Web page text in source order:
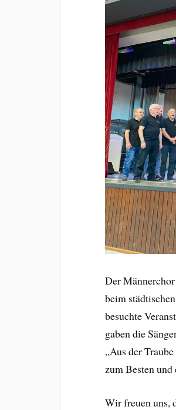
Der
beim
besuchte
gaben die
„Aus der
zum Besten
Wir freuen uns,